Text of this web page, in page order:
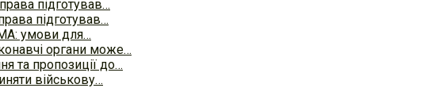
підготував…
підготував…
умови для…
органи може…
та пропозиції до…
військову…